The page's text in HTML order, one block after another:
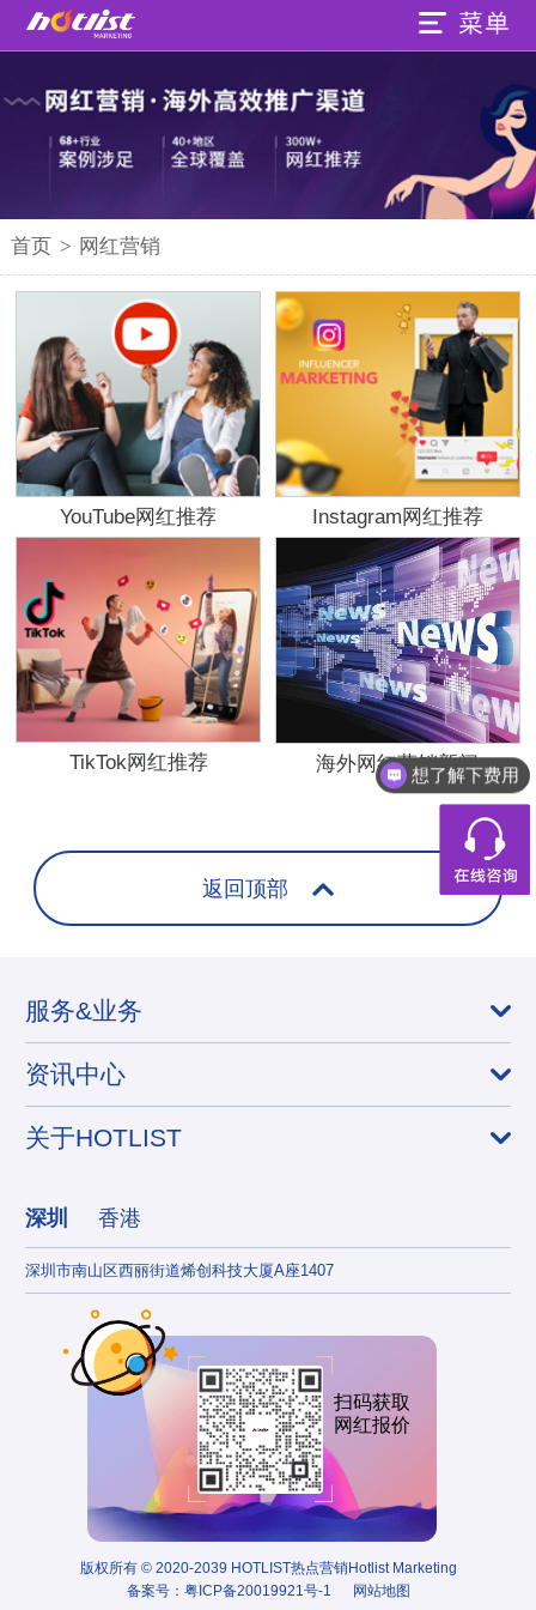
首页 > 网红营销
YouTube网红推荐 Instagram网红推荐
TikTok网红推荐 海外网红营销新闻
返回顶部
服务&业务
资讯中心
关于HOTLIST
深圳 香港
深圳市南山区西丽街道烯创科技大厦A座1407
扫码获取
网红报价
版权所有 © 2020-2039 HOTLIST热点营销Hotlist Marketing
备案号： 粤ICP备20019921号-1 网站地图
想了解下费用